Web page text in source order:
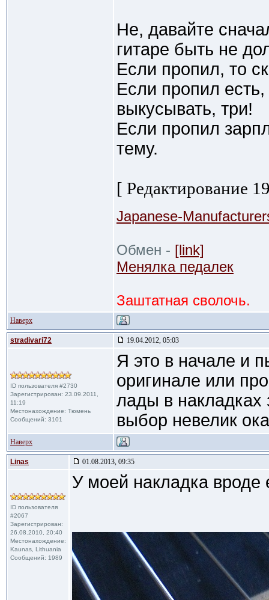
Не, давайте
гитаре быть не
Если пропил, то
Если пропил
выкусывать, три!
Если пропил
тему.
[ Редактирование
Japanese-
Обмен - [link]
Менялка педалек
Заштатная сволочь.
Наверх
stradivari72 19.04.2012, 05:03
ID пользователя #2730
Зарегистрирован: 23.09.2011,
11:19
Местонахождение: Тюмень
Сообщений: 3101
Я это в начале и
оригинале или
лады в
выбор невелик
Наверх
Linas 01.08.2013, 09:35
ID пользователя
#2067
Зарегистрирован:
26.08.2010, 20:40
Местонахождение:
Kaunas, Lithuania
Сообщений: 1989
У моей накладка вроде